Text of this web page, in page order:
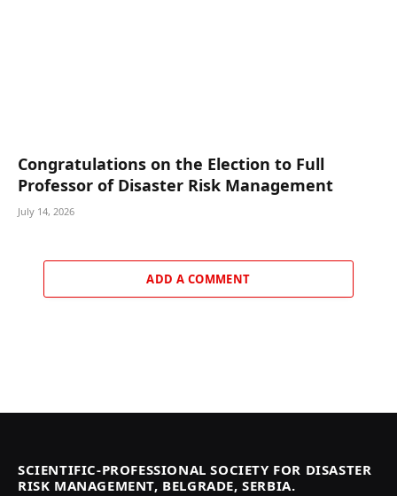
Congratulations on the Election to Full
Professor of Disaster Risk Management
July 14, 2026
ADD A COMMENT
SCIENTIFIC-PROFESSIONAL SOCIETY FOR DISASTER
RISK MANAGEMENT, BELGRADE, SERBIA.